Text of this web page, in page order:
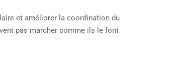
et améliorer la coordination du
pas marcher comme ils le font